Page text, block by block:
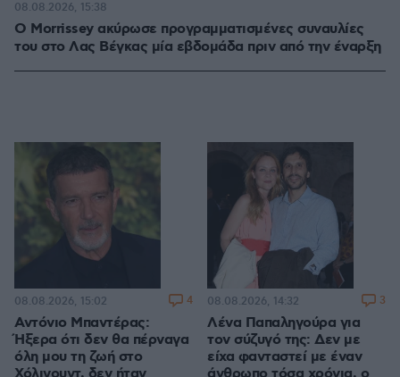
Ο Morrissey ακύρωσε προγραμματισμένες συναυλίες
του στο Λας Βέγκας μία εβδομάδα πριν από την έναρξη
08.08.2026, 15:38
Αντόνιο Μπαντέρας:
Ήξερα ότι δεν θα πέρναγα
όλη μου τη ζωή στο
08.08.2026, 15:02 4
Λένα Παπαληγούρα για
τον σύζυγό της: Δεν με
είχα φανταστεί με έναν
08.08.2026, 14:32 3